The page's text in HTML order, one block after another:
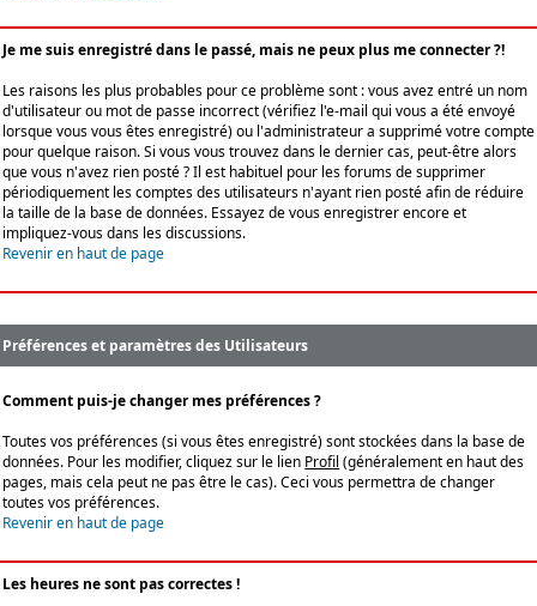
Je me suis enregistré dans le passé, mais ne peux plus me connecter ?!
Les raisons les plus probables pour ce problème sont : vous avez entré un nom
d'utilisateur ou mot de passe incorrect (vérifiez l'e-mail qui vous a été envoyé
lorsque vous vous êtes enregistré) ou l'administrateur a supprimé votre compte
pour quelque raison. Si vous vous trouvez dans le dernier cas, peut-être alors
que vous n'avez rien posté ? Il est habituel pour les forums de supprimer
périodiquement les comptes des utilisateurs n'ayant rien posté afin de réduire
la taille de la base de données. Essayez de vous enregistrer encore et
impliquez-vous dans les discussions.
Revenir en haut de page
Préférences et paramètres des Utilisateurs
Comment puis-je changer mes préférences ?
Toutes vos préférences (si vous êtes enregistré) sont stockées dans la base de
données. Pour les modifier, cliquez sur le lien Profil (généralement en haut des
pages, mais cela peut ne pas être le cas). Ceci vous permettra de changer
toutes vos préférences.
Revenir en haut de page
Les heures ne sont pas correctes !